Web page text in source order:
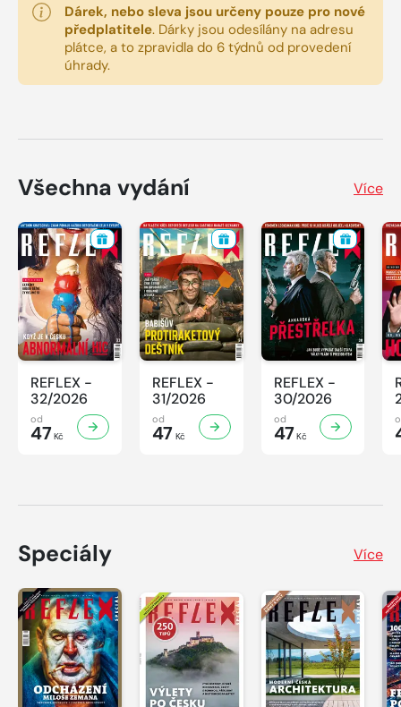
Dárek, nebo sleva jsou určeny pouze pro nové
předplatitele. Dárky jsou odesílány na adresu
plátce, a to zpravidla do 6 týdnů od provedení
úhrady.
Všechna vydání Více
REFLEX -
32/2026
od
47 Kč
REFLEX -
31/2026
od
47 Kč
REFLEX -
30/2026
od
47Kč
Speciály Více